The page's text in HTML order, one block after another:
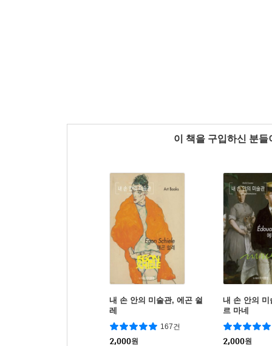
이 책을 구입하신 분
내 손 안의 미술관, 에곤 쉴
레
167건
2,000원
내 손 안의 미
르 마네
2,000원